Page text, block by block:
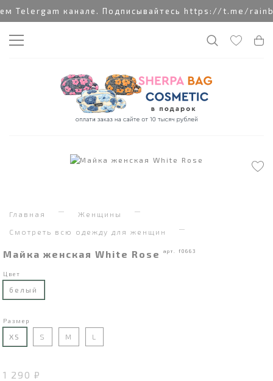
Telergam канале. Подписывайтесь https://t.me/
Главная Женщины
Смотреть всю одежду для женщин
Майка женская White Rose арт. f0663
Цвет
белый
Размер
XS S M L
1 290 ₽